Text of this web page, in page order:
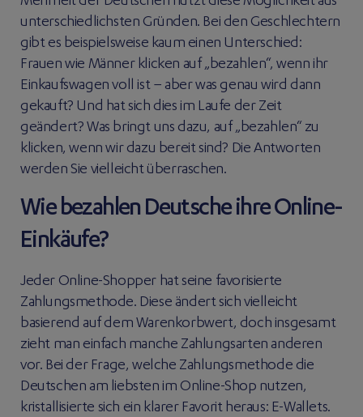
unterschiedlichsten Gründen. Bei den Geschlechtern
gibt es beispielsweise kaum einen Unterschied:
Frauen wie Männer klicken auf „bezahlen“, wenn ihr
Einkaufswagen voll ist – aber was genau wird dann
gekauft? Und hat sich dies im Laufe der Zeit
geändert? Was bringt uns dazu, auf „bezahlen“ zu
klicken, wenn wir dazu bereit sind? Die Antworten
werden Sie vielleicht überraschen.
Wie bezahlen Deutsche ihre Online-
Einkäufe?
Jeder Online-Shopper hat seine favorisierte
Zahlungsmethode. Diese ändert sich vielleicht
basierend auf dem Warenkorbwert, doch insgesamt
zieht man einfach manche Zahlungsarten anderen
vor. Bei der Frage, welche Zahlungsmethode die
Deutschen am liebsten im Online-Shop nutzen,
kristallisierte sich ein klarer Favorit heraus: E-Wallets.